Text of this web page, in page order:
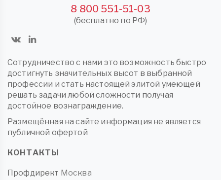
8 800 551-51-03
(бесплатно по РФ)
Сотрудничество с нами это возможность быстро
достигнуть значительных высот в выбранной
профессии и стать настоящей элитой умеющей
решать задачи любой сложности получая
достойное вознаграждение.
Размещённая на сайте информация не является
публичной офертой
КОНТАКТЫ
Профдирект Москва